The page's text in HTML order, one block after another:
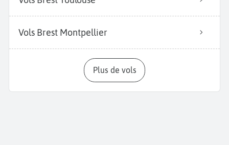
Vols Brest Montpellier
Plus de vols